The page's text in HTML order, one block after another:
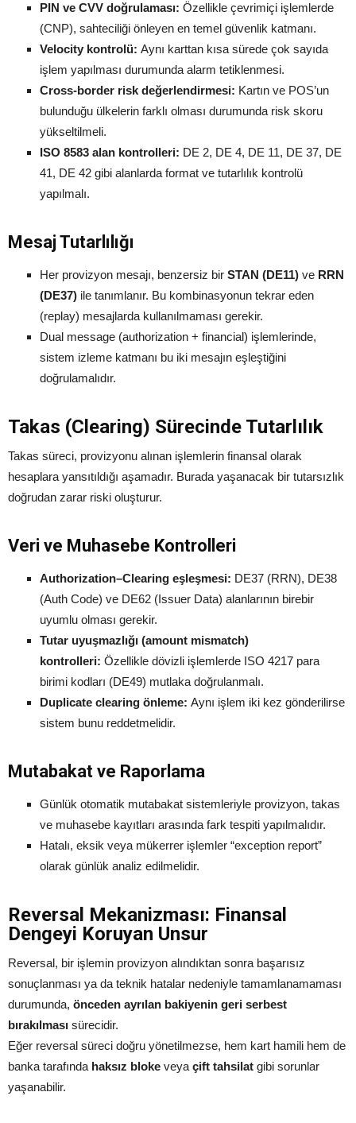
PIN ve CVV doğrulaması: Özellikle çevrimiçi işlemlerde
(CNP), sahteciliği önleyen en temel güvenlik katmanı.
Velocity kontrolü: Aynı karttan kısa sürede çok sayıda
işlem yapılması durumunda alarm tetiklenmesi.
Cross-border risk değerlendirmesi: Kartın ve POS’un
bulunduğu ülkelerin farklı olması durumunda risk skoru
yükseltilmeli.
ISO 8583 alan kontrolleri: DE 2, DE 4, DE 11, DE 37, DE
41, DE 42 gibi alanlarda format ve tutarlılık kontrolü
yapılmalı.
Mesaj Tutarlılığı
Her provizyon mesajı, benzersiz bir STAN (DE11) ve RRN
(DE37) ile tanımlanır. Bu kombinasyonun tekrar eden
(replay) mesajlarda kullanılmaması gerekir.
Dual message (authorization + financial) işlemlerinde,
sistem izleme katmanı bu iki mesajın eşleştiğini
doğrulamalıdır.
Takas (Clearing) Sürecinde Tutarlılık
Takas süreci, provizyonu alınan işlemlerin finansal olarak
hesaplara yansıtıldığı aşamadır. Burada yaşanacak bir tutarsızlık
doğrudan zarar riski oluşturur.
Veri ve Muhasebe Kontrolleri
Authorization–Clearing eşleşmesi: DE37 (RRN), DE38
(Auth Code) ve DE62 (Issuer Data) alanlarının birebir
uyumlu olması gerekir.
Tutar uyuşmazlığı (amount mismatch)
kontrolleri: Özellikle dövizli işlemlerde ISO 4217 para
birimi kodları (DE49) mutlaka doğrulanmalı.
Duplicate clearing önleme: Aynı işlem iki kez gönderilirse
sistem bunu reddetmelidir.
Mutabakat ve Raporlama
Günlük otomatik mutabakat sistemleriyle provizyon, takas
ve muhasebe kayıtları arasında fark tespiti yapılmalıdır.
Hatalı, eksik veya mükerrer işlemler “exception report”
olarak günlük analiz edilmelidir.
Reversal Mekanizması: Finansal
Dengeyi Koruyan Unsur
Reversal, bir işlemin provizyon alındıktan sonra başarısız
sonuçlanması ya da teknik hatalar nedeniyle tamamlanamaması
durumunda, önceden ayrılan bakiyenin geri serbest
bırakılması sürecidir.
Eğer reversal süreci doğru yönetilmezse, hem kart hamili hem de
banka tarafında haksız bloke veya çift tahsilat gibi sorunlar
yaşanabilir.